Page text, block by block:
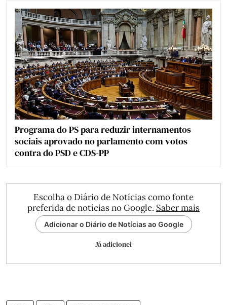
Programa do PS para reduzir internamentos
sociais aprovado no parlamento com votos
contra do PSD e CDS-PP
Escolha o Diário de Notícias como fonte
preferida de notícias no Google. Saber mais
Adicionar o Diário de Notícias ao Google
Já adicionei